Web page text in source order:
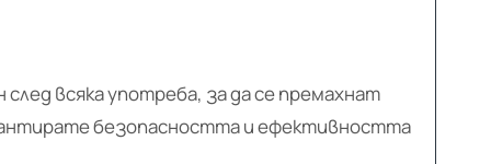
всяка употреба, за да се премахнат
безопасността и ефективността